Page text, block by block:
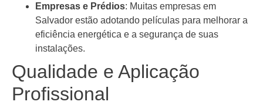
Empresas e Prédios: Muitas empresas em
Salvador estão adotando películas para melhorar a
eficiência energética e a segurança de suas
instalações.
Qualidade e Aplicação
Profissional